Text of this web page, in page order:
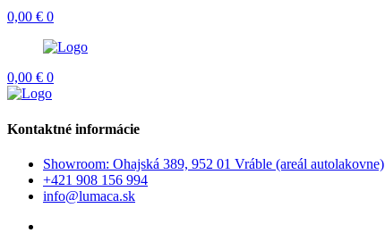
0,00 € 0
0,00 € 0
Kontaktné informácie
Showroom: Ohajská 389, 952 01 Vráble (areál autolakovne)
+421 908 156 994
info@lumaca.sk